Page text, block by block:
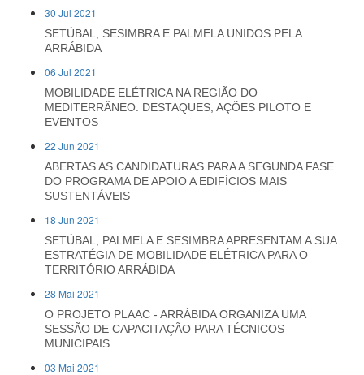
30 Jul 2021
SETÚBAL, SESIMBRA E PALMELA UNIDOS PELA
ARRÁBIDA
06 Jul 2021
MOBILIDADE ELÉTRICA NA REGIÃO DO
MEDITERRÂNEO: DESTAQUES, AÇÕES PILOTO E
EVENTOS
22 Jun 2021
ABERTAS AS CANDIDATURAS PARA A SEGUNDA FASE
DO PROGRAMA DE APOIO A EDIFÍCIOS MAIS
SUSTENTÁVEIS
18 Jun 2021
SETÚBAL, PALMELA E SESIMBRA APRESENTAM A SUA
ESTRATÉGIA DE MOBILIDADE ELÉTRICA PARA O
TERRITÓRIO ARRÁBIDA
28 Mai 2021
O PROJETO PLAAC - ARRÁBIDA ORGANIZA UMA
SESSÃO DE CAPACITAÇÃO PARA TÉCNICOS
MUNICIPAIS
03 Mai 2021